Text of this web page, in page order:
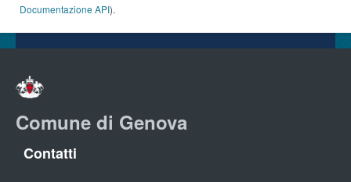
Documentazione API).
Comune di Genova
Contatti